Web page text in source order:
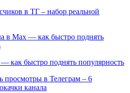
в ТГ – набор реальной
как быстро поднять популярность